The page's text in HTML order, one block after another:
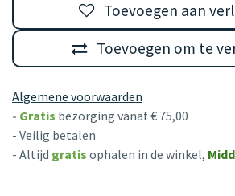
Toevoegen om te
Toevoegen aan
Algemene voorwaarden
- Gratis bezorging vanaf € 75,00
- Veilig betalen
- Altijd gratis ophalen in de winkel,